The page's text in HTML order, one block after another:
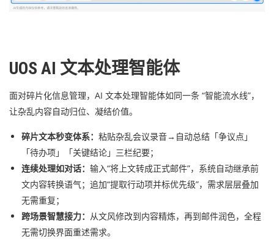
UOS AI 文本处理智能体
面对碎片化信息管理，AI 文本处理智能体如同一条 “智能流水线”，
让杂乱内容自动归位、凝结价值。
碎片文本秒变体系： 粘贴杂乱会议录音→自动总结「争议点」
「待办项」「关键结论」三栏纪要；
连续处理如对话： 输入“将上文转成正式邮件”，系统自动继承前
文内容转换语气；追加“提取行动项并标优先级”，需求层层叠加
无需重复；
跨场景智慧接力： 从文风修改到内容精炼，再到邮件润色，全程
无需切换界面重述需求。